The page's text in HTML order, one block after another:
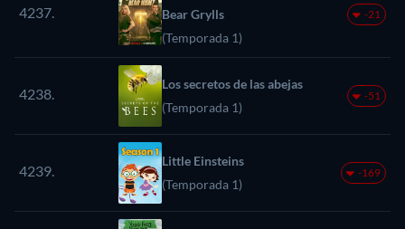
4237.
Bear Grylls
(Temporada 1)
-21
4238.
Los secretos de las abejas
(Temporada 1)
-51
4239.
Little Einsteins
(Temporada 1)
-169